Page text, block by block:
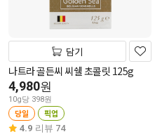
담기
나트라 골든씨 씨쉘 초콜릿 125g
4,980원
10g당 398원
당일 픽업
4.9 리뷰 74